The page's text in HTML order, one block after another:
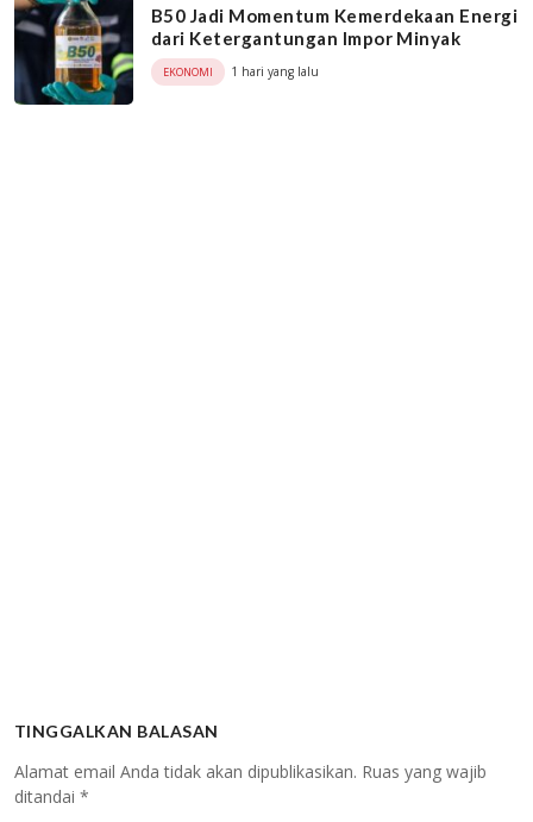
B50 Jadi Momentum Kemerdekaan Energi
dari Ketergantungan Impor Minyak
EKONOMI 1 hari yang lalu
TINGGALKAN BALASAN
Alamat email Anda tidak akan dipublikasikan. Ruas yang wajib
ditandai *